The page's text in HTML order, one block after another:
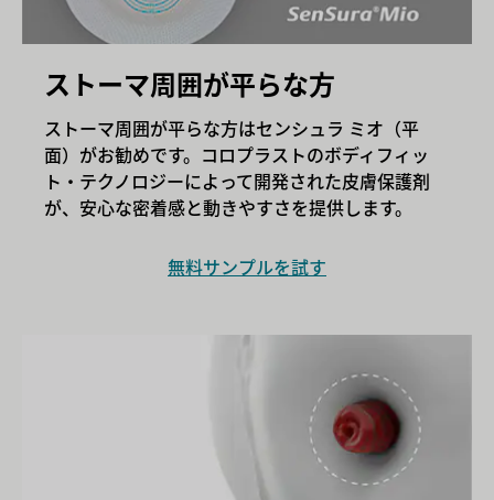
ストーマ周囲が平らな方
ストーマ周囲が平らな方はセンシュラ ミオ（平
面）がお勧めです。コロプラストのボディフィッ
ト・テクノロジーによって開発された皮膚保護剤
が、安心な密着感と動きやすさを提供します。
無料サンプルを試す